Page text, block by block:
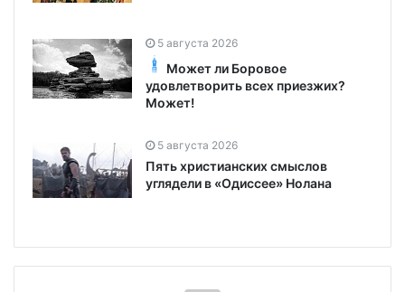
5 августа 2026
Может ли Боровое
удовлетворить всех приезжих?
Может!
5 августа 2026
Пять христианских смыслов
углядели в «Одиссее» Нолана